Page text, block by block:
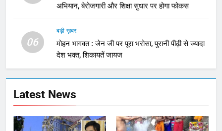
अभियान, बेरोजगारी और शिक्षा सुधार पर होगा फोकस
06
बड़ी ख़बर
मोहन भागवत : जेन जी पर पूरा भरोसा, पुरानी पीढ़ी से ज्यादा
देश भक्त, शिकायतें जायज
Latest News